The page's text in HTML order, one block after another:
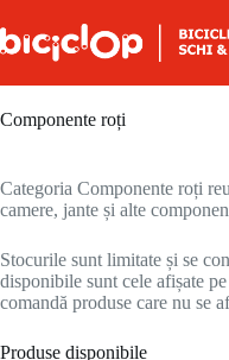
Componente roți
Categoria Componente roți
camere, jante și alte
Stocurile sunt limitate și se
disponibile sunt cele afișate
comandă produse care nu se
Produse disponibile